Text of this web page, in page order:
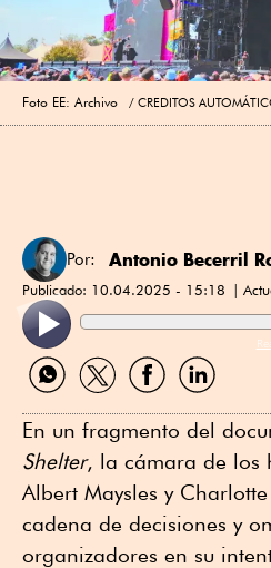
Foto EE: Archivo CREDITOS
Por: Antonio Becerril
Publicado: 10.04.2025 - 15:18
Compartir
por
Compartir
por
Compartir
por
Compartir
por
En un fragmento del
Shelter, la cámara de los
Albert Maysles y
cadena de decisiones y
organizadores en su